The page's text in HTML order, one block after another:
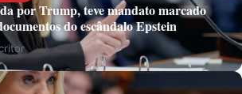
por Trump, teve mandato marcado
do escândalo Epstein